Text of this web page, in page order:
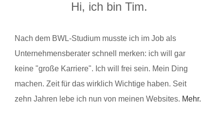
Hi, ich bin Tim.
Nach dem BWL-Studium musste ich im Job als
Unternehmensberater schnell merken: ich will gar
keine "große Karriere". Ich will frei sein. Mein Ding
machen. Zeit für das wirklich Wichtige haben. Seit
zehn Jahren lebe ich nun von meinen Websites. Mehr.